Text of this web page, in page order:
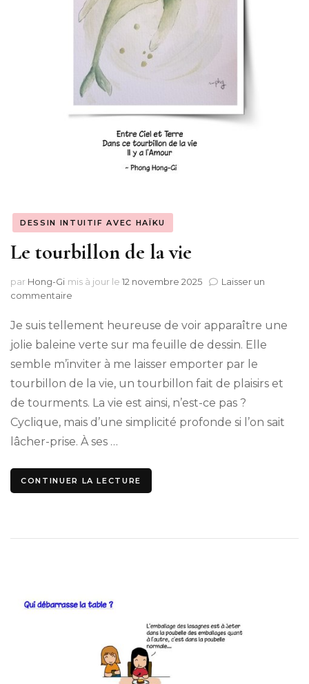
DESSIN INTUITIF AVEC HAÏKU
Le tourbillon de la vie
par Hong-Gi mis à jour le 12 novembre 2025
Laisser un
commentaire
tourbillon
la
vie
Je suis tellement heureuse de voir apparaître une
jolie baleine verte sur ma feuille de dessin. Elle
semble m’inviter à me laisser emporter par le
tourbillon de la vie, un tourbillon fait de plaisirs et
de tourments. La vie est ainsi, n’est-ce pas ?
Cyclique, mais d’une simplicité profonde si l’on sait
lâcher-prise. À ses …
CONTINUER LA LECTURE